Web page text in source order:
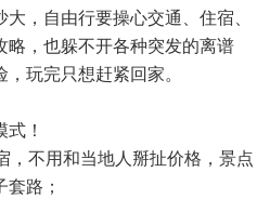
，自由行要操心交通、住宿、
略，也躲不开各种突发的离谱
玩完只想赶紧回家。
！
，不用和当地人掰扯价格，景点
路；